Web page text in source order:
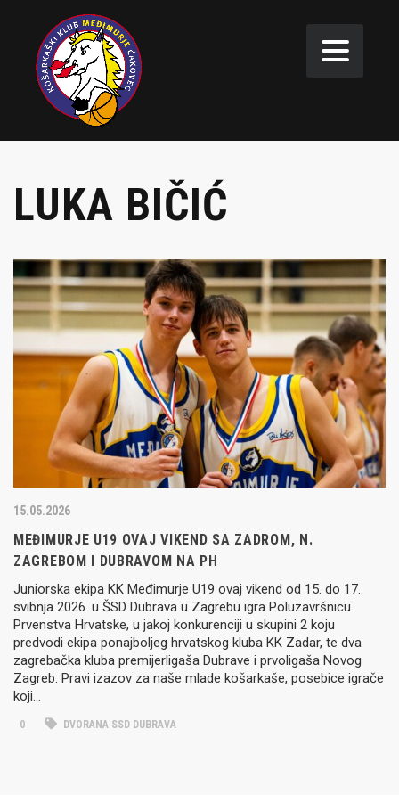
LUKA BIČIĆ
15.05.2026
MEĐIMURJE U19 OVAJ VIKEND SA ZADROM, N.
ZAGREBOM I DUBRAVOM NA PH
Juniorska ekipa KK Međimurje U19 ovaj vikend od 15. do 17.
svibnja 2026. u ŠSD Dubrava u Zagrebu igra Poluzavršnicu
Prvenstva Hrvatske, u jakoj konkurenciji u skupini 2 koju
predvodi ekipa ponajboljeg hrvatskog kluba KK Zadar, te dva
zagrebačka kluba premijerligaša Dubrave i prvoligaša Novog
Zagreb. Pravi izazov za naše mlade košarkaše, posebice igrače
koji…
0 DVORANA SSD DUBRAVA